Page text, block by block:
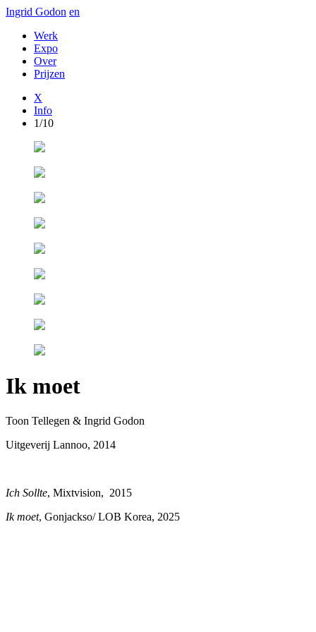
Ingrid Godon en
Werk
Expo
Over
Prijzen
X
Info
1/10
Ik moet
Toon Tellegen & Ingrid Godon
Uitgeverij Lannoo, 2014
Ich Sollte, Mixtvision, 2015
Ik moet, Gonjackso/ LOB Korea, 2025